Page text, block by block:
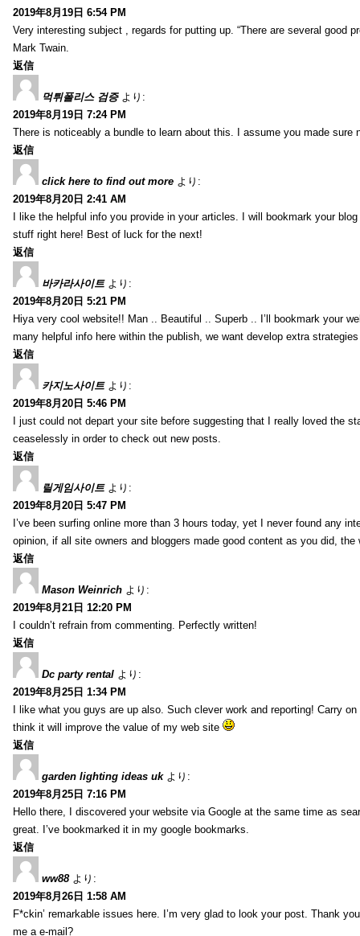
2019年8月19日 6:54 PM
Very interesting subject , regards for putting up. “There are several good
Mark Twain.
返信
먹튀폴리스 검증 より:
2019年8月19日 7:24 PM
There is noticeably a bundle to learn about this. I assume you made sure
返信
click here to find out more より:
2019年8月20日 2:41 AM
I like the helpful info you provide in your articles. I will bookmark your
stuff right here! Best of luck for the next!
返信
바카라사이트 より:
2019年8月20日 5:21 PM
Hiya very cool website!! Man .. Beautiful .. Superb .. I’ll bookmark your
many helpful info here within the publish, we want develop extra
返信
카지노사이트 より:
2019年8月20日 5:46 PM
I just could not depart your site before suggesting that I really loved the
ceaselessly in order to check out new posts.
返信
릴게임사이트 より:
2019年8月20日 5:47 PM
I’ve been surfing online more than 3 hours today, yet I never found any
opinion, if all site owners and bloggers made good content as you did,
返信
Mason Weinrich より:
2019年8月21日 12:20 PM
I couldn’t refrain from commenting. Perfectly written!
返信
Dc party rental より:
2019年8月25日 1:34 PM
I like what you guys are up also. Such clever work and reporting! Carry
think it will improve the value of my web site
返信
garden lighting ideas uk より:
2019年8月25日 7:16 PM
Hello there, I discovered your website via Google at the same time as
great. I’ve bookmarked it in my google bookmarks.
返信
ww88 より:
2019年8月26日 1:58 AM
F*ckin’ remarkable issues here. I’m very glad to look your post. Thank
me a e-mail?